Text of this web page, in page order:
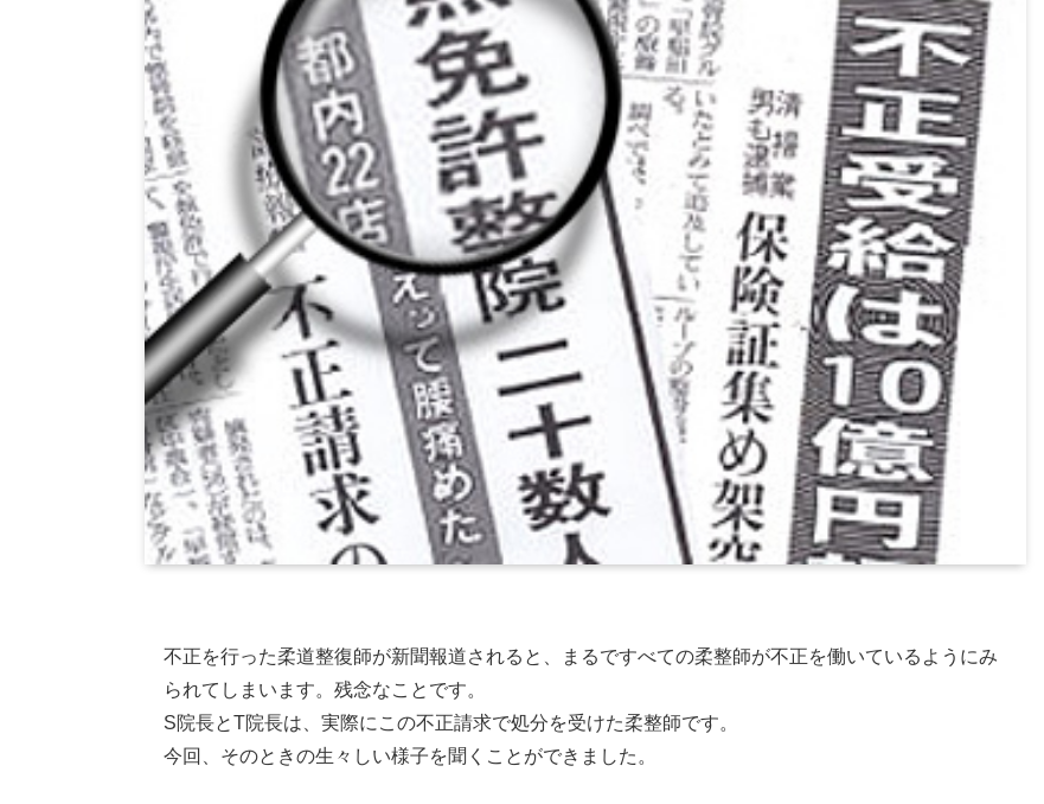
不正を行った柔道整復師が新聞報道されると、まるですべての柔整師が不正を働いているようにみ
られてしまいます。残念なことです。
S院長とT院長は、実際にこの不正請求で処分を受けた柔整師です。
今回、そのときの生々しい様子を聞くことができました。